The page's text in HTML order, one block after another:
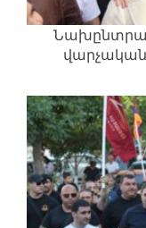
վարչական